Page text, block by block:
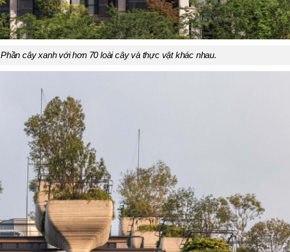
Phần cây xanh với hơn 70 loài cây và thực vật khác nhau.